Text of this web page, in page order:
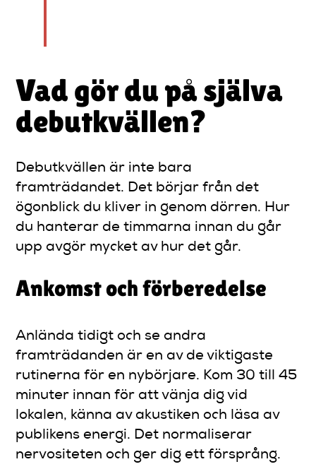
Vad gör du på själva
debutkvällen?
Debutkvällen är inte bara
framträdandet. Det börjar från det
ögonblick du kliver in genom dörren. Hur
du hanterar de timmarna innan du går
upp avgör mycket av hur det går.
Ankomst och förberedelse
Anlända tidigt och se andra
framträdanden är en av de viktigaste
rutinerna för en nybörjare. Kom 30 till 45
minuter innan för att vänja dig vid
lokalen, känna av akustiken och läsa av
publikens energi. Det normaliserar
nervositeten och ger dig ett försprång.